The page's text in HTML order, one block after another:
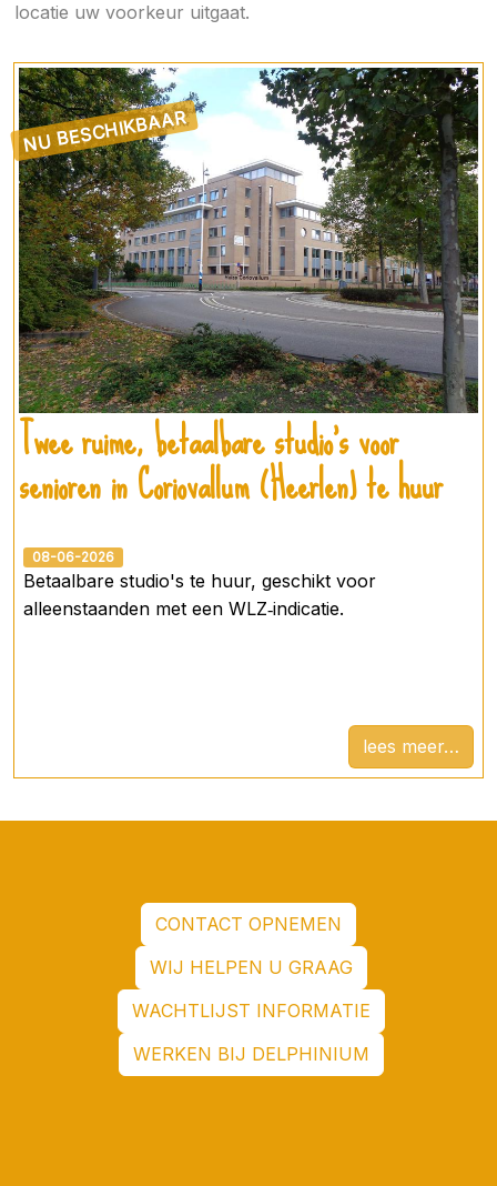
locatie uw voorkeur uitgaat.
NU BESCHIKBAAR
Twee ruime, betaalbare studio’s voor
senioren in Coriovallum (Heerlen) te huur
08-06-2026
Betaalbare studio's te huur, geschikt voor
alleenstaanden met een WLZ‑indicatie.
lees meer
CONTACT OPNEMEN
WIJ HELPEN U GRAAG
WACHTLIJST INFORMATIE
WERKEN BIJ DELPHINIUM